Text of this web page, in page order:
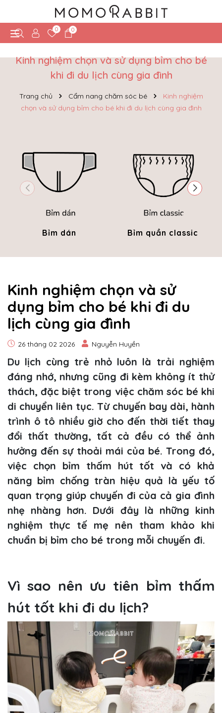
0 0
Kinh nghiệm chọn và sử dụng bỉm cho bé
khi đi du lịch cùng gia đình
Trang chủ Cẩm nang chăm sóc bé
Kinh nghiệm
chọn và sử dụng bỉm cho bé khi đi du lịch cùng gia đình
Bỉm dán Bỉm quần classic
Kinh nghiệm chọn và sử
dụng bỉm cho bé khi đi du
lịch cùng gia đình
26 tháng 02 2026 Nguyễn Huyền
Du lịch cùng trẻ nhỏ luôn là trải nghiệm
đáng nhớ, nhưng cũng đi kèm không ít thử
thách, đặc biệt trong việc chăm sóc bé khi
di chuyển liên tục. Từ chuyến bay dài, hành
trình ô tô nhiều giờ cho đến thời tiết thay
đổi thất thường, tất cả đều có thể ảnh
hưởng đến sự thoải mái của bé. Trong đó,
việc chọn bỉm thấm hút tốt và có khả
năng bỉm chống tràn hiệu quả là yếu tố
quan trọng giúp chuyến đi của cả gia đình
nhẹ nhàng hơn. Dưới đây là những kinh
nghiệm thực tế mẹ nên tham khảo khi
chuẩn bị bỉm cho bé trong mỗi chuyến đi.
Vì sao nên ưu tiên bỉm thấm
hút tốt khi đi du lịch?